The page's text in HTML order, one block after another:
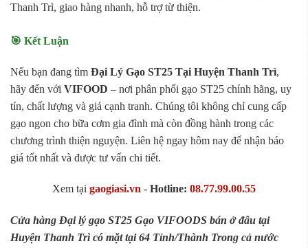
Thanh Trì, giao hàng nhanh, hỗ trợ từ thiện.
🎯 Kết Luận
Nếu bạn đang tìm Đại Lý Gạo ST25 Tại Huyện Thanh Trì,
hãy đến với VIFOOD – nơi phân phối gạo ST25 chính hãng, uy
tín, chất lượng và giá cạnh tranh. Chúng tôi không chỉ cung cấp
gạo ngon cho bữa cơm gia đình mà còn đồng hành trong các
chương trình thiện nguyện. Liên hệ ngay hôm nay để nhận báo
giá tốt nhất và được tư vấn chi tiết.
Xem tại gaogiasi.vn- Hotline: 08.77.99.00.55
Cửa hàng Đại lý gạo ST25 Gạo VIFOODS bán ở đâu tại
Huyện Thanh Trì có mặt tại 64 Tỉnh/Thành Trong cả nước